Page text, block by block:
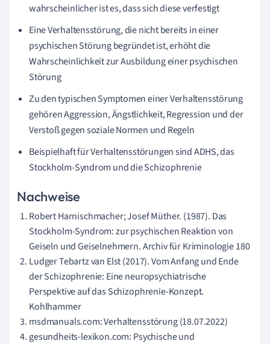
wahrscheinlicher ist es, dass sich diese verfestigt
Eine Verhaltensstörung, die nicht bereits in einer
psychischen Störung begründet ist, erhöht die
Wahrscheinlichkeit zur Ausbildung einer psychischen
Störung
Zu den typischen Symptomen einer Verhaltensstörung
gehören Aggression, Ängstlichkeit, Regression und der
Verstoß gegen soziale Normen und Regeln
Beispielhaft für Verhaltensstörungen sind ADHS, das
Stockholm-Syndrom und die Schizophrenie
Nachweise
Robert Harnischmacher; Josef Müther. (1987). Das
Stockholm-Syndrom: zur psychischen Reaktion von
Geiseln und Geiselnehmern. Archiv für Kriminologie 180
Ludger Tebartz van Elst (2017). Vom Anfang und Ende
der Schizophrenie: Eine neuropsychiatrische
Perspektive auf das Schizophrenie-Konzept.
Kohlhammer
msdmanuals.com: Verhaltensstörung (18.07.2022)
gesundheits-lexikon.com: Psychische und